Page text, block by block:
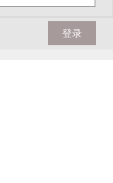
登录